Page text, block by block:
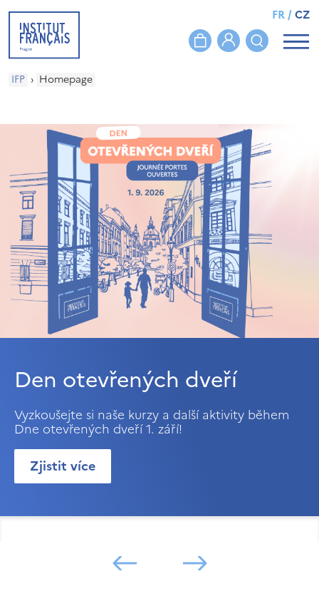
FR/CZ
IFP › Homepage
Den otevřených dveří
Vyzkoušejte si naše kurzy a další aktivity během
Dne otevřených dveří 1. září!
Zjistit více